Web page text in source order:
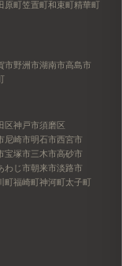
原町笠置町和束町精華町
市野洲市湖南市高島市
区神戸市須磨区
尼崎市明石市西宮市
宝塚市三木市高砂市
わじ市朝来市淡路市
町福崎町神河町太子町